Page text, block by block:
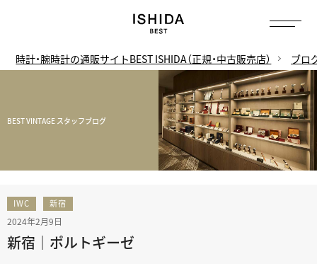
時計・腕時計の通販サイトBEST ISHIDA（正規・中古販売店） ブロ
BEST VINTAGE スタッフブログ
IWC 新宿
2024年2月9日
新宿｜ポルトギーゼ